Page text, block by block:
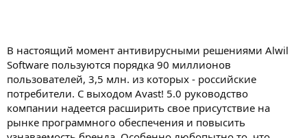
В настоящий момент антивирусными решениями Alwil
Software пользуются порядка 90 миллионов
пользователей, 3,5 млн. из которых - российские
потребители. С выходом Avast! 5.0 руководство
компании надеется расширить свое присутствие на
рынке программного обеспечения и повысить